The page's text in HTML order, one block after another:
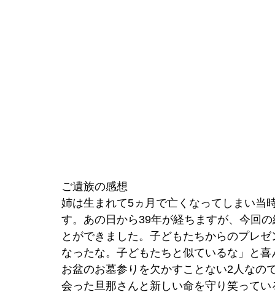
ご遺族の感想
姉は生まれて5ヵ月で亡くなってしまい当
す。あの日から39年が経ちますが、今回
とができました。子どもたちからのプレ
なったな。子どもたちと似ているな」と
お盆のお墓参りを欠かすことない2人なの
会った旦那さんと新しい命を守り笑って